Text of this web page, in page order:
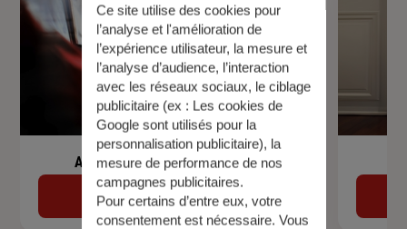
Assurance de prêt immobilier
Découvrir
Ce site utilise des cookies pour
l’analyse et l'amélioration de
l’expérience utilisateur, la mesure et
l’analyse d’audience, l’interaction
avec les réseaux sociaux, le ciblage
publicitaire (ex : Les cookies de
Google sont utilisés pour la
personnalisation publicitaire), la
mesure de performance de nos
campagnes publicitaires.
Pour certains d’entre eux, votre
consentement est nécessaire. Vous